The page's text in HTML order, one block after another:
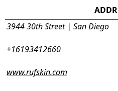
3944 30th Street | San Diego
+16193412660
www.rufskin.com